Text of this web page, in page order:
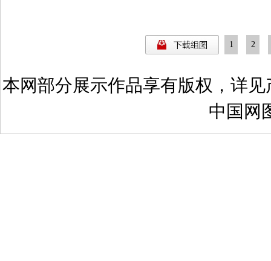
1 2
本网部分展示作品享有版权，详见
中国网